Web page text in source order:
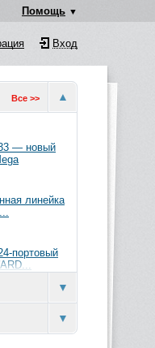
Помощь
Вход
Все >>
— новый
линейка
портовый